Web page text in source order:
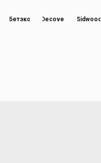
Бетэко Decover Sidwood